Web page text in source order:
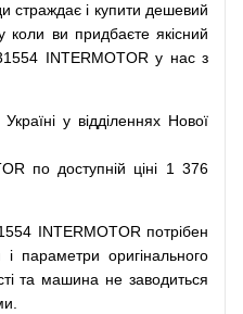
страждає і купити дешевий
коли ви придбаєте якісний
INTERMOTOR у нас з
Україні у відділеннях Нової
по доступній ціні 1 376
INTERMOTOR потрібен
і параметри оригінального
та машина не заводиться